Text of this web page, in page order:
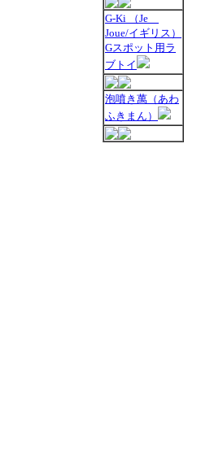
G-Ki （Je
Joue/イギリス）
Gスポット用ラ
ブトイ
泡噴き萬（あわ
ふきまん）